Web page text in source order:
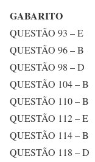
GABARITO
QUESTÃO 93 – E
QUESTÃO 96 – B
QUESTÃO 98 – D
QUESTÃO 104 – B
QUESTÃO 110 – B
QUESTÃO 112 – E
QUESTÃO 114 – B
QUESTÃO 118 – D